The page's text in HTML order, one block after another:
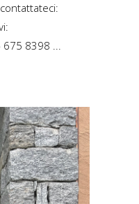
675 8398 ...